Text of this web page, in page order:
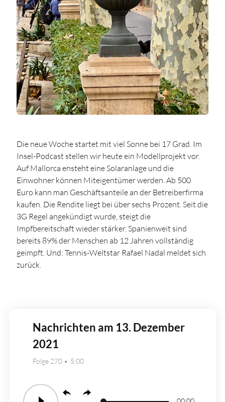
Die neue Woche startet mit viel Sonne bei 17 Grad. Im
Insel-Podcast stellen wir heute ein Modellprojekt vor.
Auf Mallorca ensteht eine Solaranlage und die
Einwohner können Miteigentümer werden. Ab 500
Euro kann man Geschäftsanteile an der Betreiberfirma
kaufen. Die Rendite liegt bei über sechs Prozent. Seit die
3G Regel angekündigt wurde, steigt die
Impfbereitschaft wieder stärker. Spanienweit sind
bereits 89% der Menschen ab 12 Jahren vollständig
geimpft. Und: Tennis-Weltstar Rafael Nadal meldet sich
zurück.
Nachrichten am 13. Dezember
2021
Folge 270 5:00